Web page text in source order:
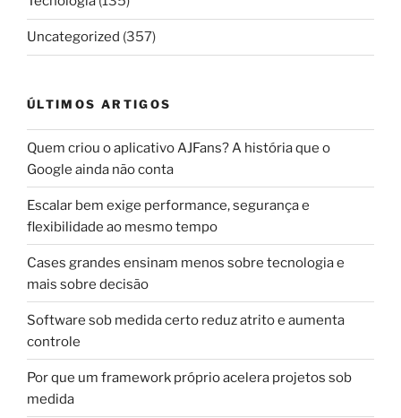
Uncategorized (357)
ÚLTIMOS ARTIGOS
Quem criou o aplicativo AJFans? A história que o
Google ainda não conta
Escalar bem exige performance, segurança e
flexibilidade ao mesmo tempo
Cases grandes ensinam menos sobre tecnologia e
mais sobre decisão
Software sob medida certo reduz atrito e aumenta
controle
Por que um framework próprio acelera projetos sob
medida